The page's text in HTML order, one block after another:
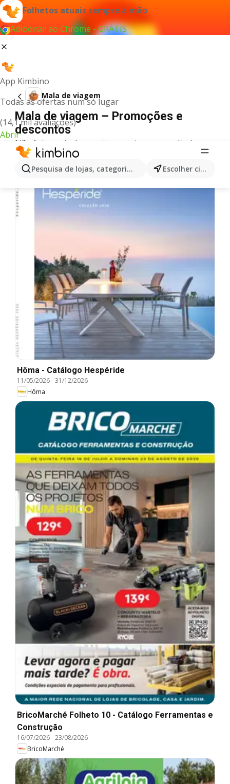
Folhetos atuais sempre à mão
Adicionar ao Chrome - GRÁTIS
App Kimbino
Todas as ofertas num só lugar
(14,1 mil avaliações)
Abrir
Pesquisa de lojas, categorias,produtos... Escolher cidade
Mala de viagem
Mala de viagem – Promoções e
descontos
Não foi possível encontrar quaisquer resultados
para este termo.
Mais folhetos na categoria
Hôma - Catálogo Hespéride
11/05/2026-31/12/2026
Hôma
BricoMarché Folheto 10 - Catálogo Ferramentas e
Construção
16/07/2026-23/08/2026
BricoMarché